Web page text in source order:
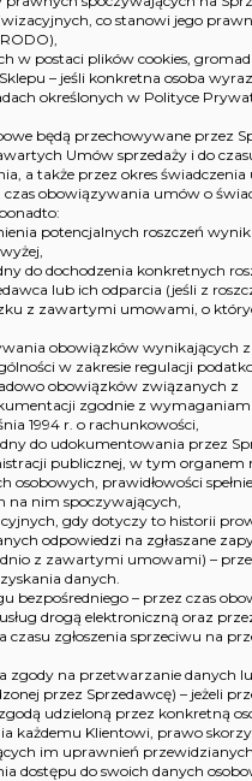
co stanowi jego
w postaci plików cookies,
– jeśli konkretna osoba
określonych w Polityce
będą przechowywane przez
Umów sprzedaży i do
a także przez okres świadczenia
obowiązywania umów o
potencjalnych roszczeń
do dochodzenia konkretnych
lub ich odparcia (jeśli z
z zawartymi umowami, o
obowiązków wynikających
w zakresie regulacji
obowiązków związanych z
zgodnie z
1994 r. o rachunkowości,
do udokumentowania przez
publicznej, w tym organem
osobowych, prawidłowości
nim spoczywających,
gdy dotyczy to historii
odpowiedzi na zgłaszane
z zawartymi umowami) –
danych.
bezpośredniego – przez czas
drogą elektroniczną oraz
czasu zgłoszenia sprzeciwu na
zgody na przetwarzanie danych
przez Sprzedawcę) – jeżeli
udzieloną przez konkretną
każdemu Klientowi, prawo
im uprawnień
dostępu do swoich danych